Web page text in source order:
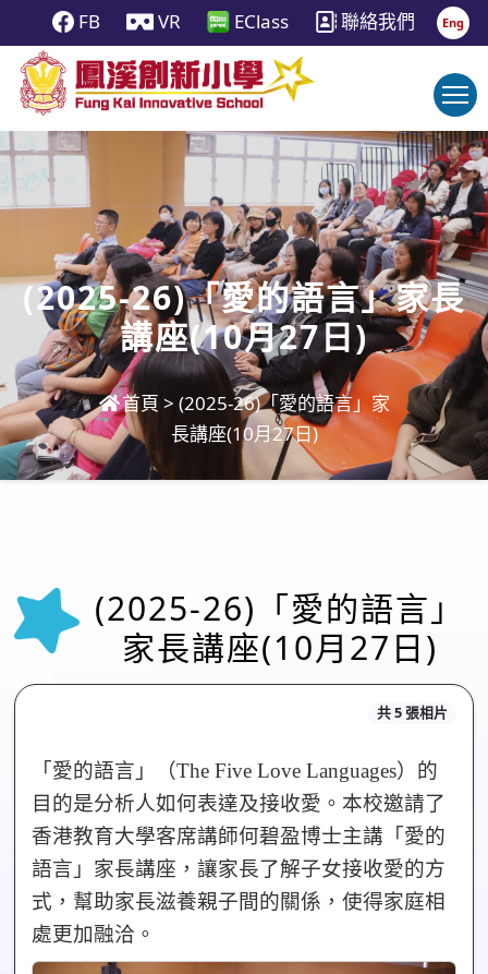
FB VR EClass 聯絡我們 Eng
(2025-26)「愛的語言」家長
講座(10月27日)
首頁 > (2025-26)「愛的語言」家
長講座(10月27日)
(2025-26)「愛的語言」
家長講座(10月27日)
共 5 張相片
「愛的語言」（The Five Love Languages）的
目的是分析人如何表達及接收愛。本校邀請了
香港教育大學客席講師何碧盈博士主講「愛的
語言」家長講座，讓家長了解子女接收愛的方
式，幫助家長滋養親子間的關係，使得家庭相
處更加融洽。